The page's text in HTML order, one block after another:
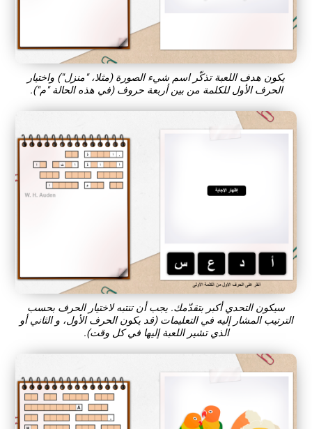
يكون هدف اللعبة تذكّر اسم شيء الصورة (مثلا، "منزل") واختيار
الحرف الأول للكلمة من بين أربعة حروف (في هذه الحالة "م").
سيكون التحدي أكبر بتقدّمك. يجب أن تنتبه لاختيار الحرف بحسب
الترتيب المشار إليه في التعليمات (قد يكون الحرف الأول، و الثاني أو
الذي تشير اللعبة إليها في كل وقت).